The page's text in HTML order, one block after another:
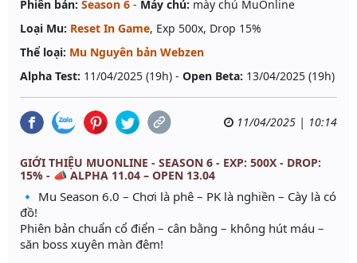
Phiên bản: Season 6 - Máy chủ: mày chủ MuOnline
Loại Mu: Reset In Game, Exp 500x, Drop 15%
Thể loại: Mu Nguyên bản Webzen
Alpha Test: 11/04/2025 (19h) - Open Beta: 13/04/2025 (19h)
11/04/2025 | 10:14
GIỚI THIỆU MUONLINE - SEASON 6 - EXP: 500X - DROP:
15% - 📣 ALPHA 11.04 – OPEN 13.04
🔹 Mu Season 6.0 – Chơi là phê – PK là nghiền – Cày là có
đồ!
Phiên bản chuẩn cổ điển – cân bằng – không hút máu –
săn boss xuyên màn đêm!